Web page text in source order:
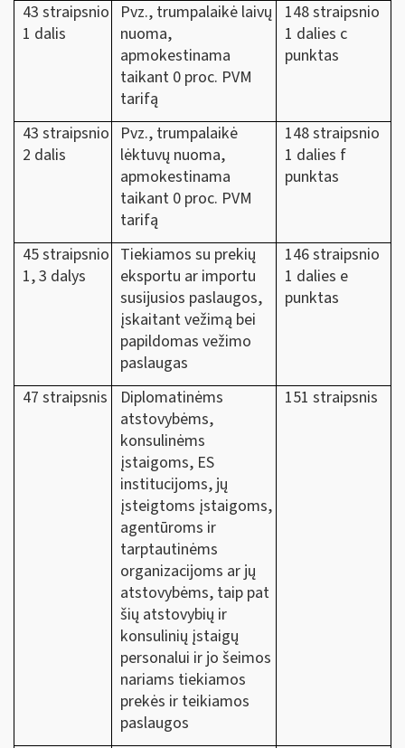
43 straipsnio
1 dalis
Pvz., trumpalaikė laivų
nuoma,
apmokestinama
taikant 0 proc. PVM
tarifą
148 straipsnio
1 dalies c
punktas
43 straipsnio
2 dalis
Pvz., trumpalaikė
lėktuvų nuoma,
apmokestinama
taikant 0 proc. PVM
tarifą
148 straipsnio
1 dalies f
punktas
45 straipsnio
1, 3 dalys
Tiekiamos su prekių
eksportu ar importu
susijusios paslaugos,
įskaitant vežimą bei
papildomas vežimo
paslaugas
146 straipsnio
1 dalies e
punktas
47 straipsnis
Diplomatinėms
atstovybėms,
konsulinėms
įstaigoms, ES
institucijoms, jų
įsteigtoms įstaigoms,
agentūroms ir
tarptautinėms
organizacijoms ar jų
atstovybėms, taip pat
šių atstovybių ir
konsulinių įstaigų
personalui ir jo šeimos
nariams tiekiamos
prekės ir teikiamos
paslaugos
151 straipsnis